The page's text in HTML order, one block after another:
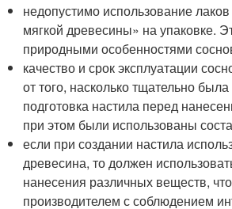
недопустимо использование
мягкой древесины» на упаковке.
природными особенностями
качество и срок эксплуатации
от того, насколько тщательно
подготовка настила перед
при этом были использованы
если при создании настила
древесина, то должен
нанесения различных веществ,
производителем с соблюдением